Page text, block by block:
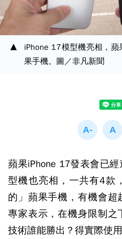
iPhone 17模型機亮相，
果手機。圖／非凡新聞
蘋果iPhone 17發表會已
型機也亮相，一共有4款
的」蘋果手機，有機會超
專家表示，在機身限制之
技術誰能勝出？得實際使用